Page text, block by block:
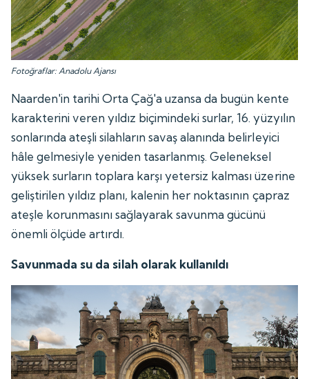
Fotoğraflar: Anadolu Ajansı
Naarden'in tarihi Orta Çağ'a uzansa da bugün kente
karakterini veren yıldız biçimindeki surlar, 16. yüzyılın
sonlarında ateşli silahların savaş alanında belirleyici
hâle gelmesiyle yeniden tasarlanmış. Geleneksel
yüksek surların toplara karşı yetersiz kalması üzerine
geliştirilen yıldız planı, kalenin her noktasının çapraz
ateşle korunmasını sağlayarak savunma gücünü
önemli ölçüde artırdı.
Savunmada su da silah olarak kullanıldı